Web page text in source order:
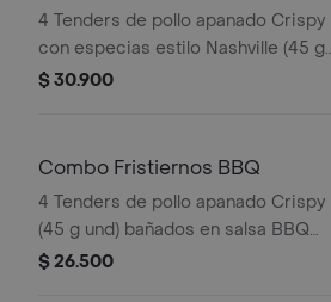
4 Tenders de pollo apanado Crispy
con especias estilo Nashville (45 g
und), sirope de miel picante, papas a
$ 30.900
Combo Fristiernos BBQ
4 Tenders de pollo apanado Crispy
(45 g und) bañados en salsa BBQ
ligeramente picante, papas a la
$ 26.500